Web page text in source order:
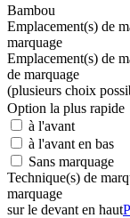
Bambou
Emplacement(s) de
marquage
Emplacement(s) de
de marquage
(plusieurs choix
Option la plus rapide
à l'avant
à l'avant en bas
Sans marquage
Technique(s) de
marquage
sur le devant en haut